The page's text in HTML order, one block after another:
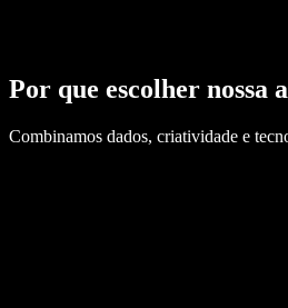
Por que escolher nossa
Combinamos dados, criatividade e